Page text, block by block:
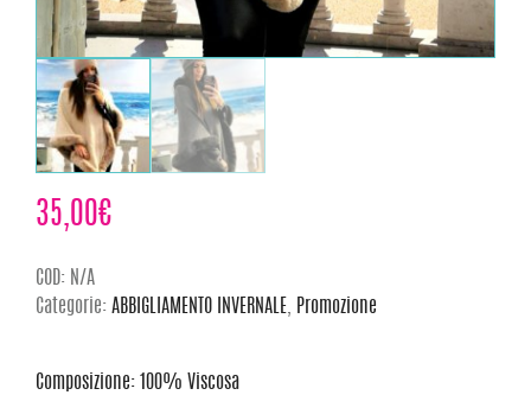
35,00€
COD: N/A
Categorie: ABBIGLIAMENTO INVERNALE Promozione
Composizione: 100% Viscosa